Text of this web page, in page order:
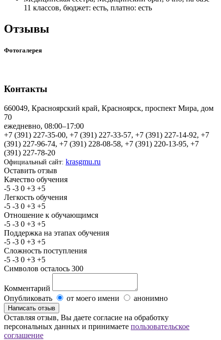
11 классов, бюджет: есть, платно: есть
Отзывы
Фотогалерея
Контакты
660049, Красноярский край, Красноярск, проспект Мира, дом
70
ежедневно, 08:00–17:00
+7 (391) 227-35-00, +7 (391) 227-33-57, +7 (391) 227-14-92, +7
(391) 227-96-74, +7 (391) 228-08-58, +7 (391) 220-13-95, +7
(391) 227-78-20
Официальный сайт: krasgmu.ru
Оставить отзыв
Качество обучения
-5 -3 0 +3 +5
Легкость обучения
-5 -3 0 +3 +5
Отношение к обучающимся
-5 -3 0 +3 +5
Поддержка на этапах обучения
-5 -3 0 +3 +5
Сложность поступления
-5 -3 0 +3 +5
Символов осталось 300
Комментарий
Опубликовать
от моего имени анонимно
Оставляя отзыв, Вы даете согласие на обработку
персональных данных и принимаете пользовательское
соглашение